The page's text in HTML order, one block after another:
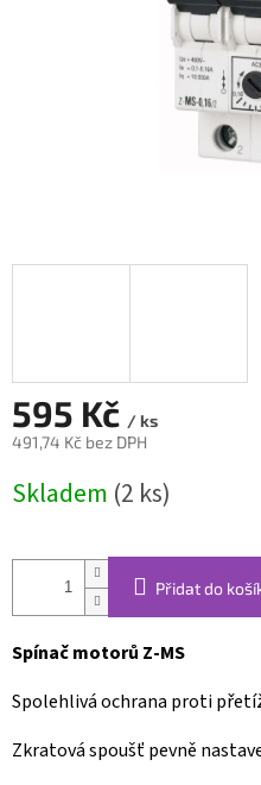
595 Kč / ks
491,74 Kč bez DPH
cena:
Skladem (2 ks)
Přidat do
Spínač motorů Z-MS
Spolehlivá ochrana proti
Zkratová spoušť pevně